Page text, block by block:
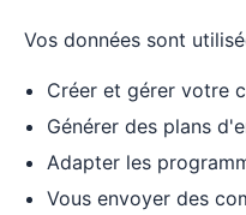
Vos données sont
Créer et gérer votre
Générer des plans
Adapter les
Vous envoyer des